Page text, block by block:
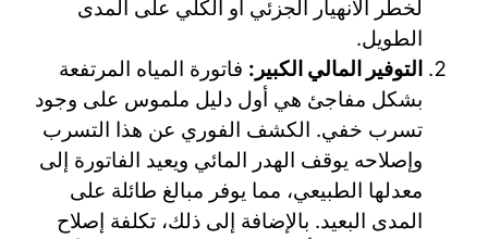
لخطر الانهيار الجزئي أو الكلي على المدى
الطويل.
التوفير المالي الكبير: فاتورة المياه المرتفعة
بشكل مفاجئ هي أول دليل ملموس على وجود
تسرب خفي. الكشف الفوري عن هذا التسرب
وإصلاحه يوقف الهدر المائي ويعيد الفاتورة إلى
معدلها الطبيعي، مما يوفر مبالغ طائلة على
المدى البعيد. بالإضافة إلى ذلك، تكلفة إصلاح